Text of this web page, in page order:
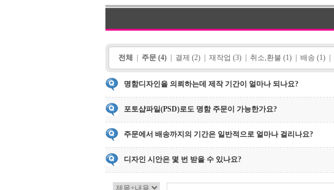
전체 주문 (4)| 결제 (2)| 재작업 (3)| 취소,환불 (1)| 배송 (1)|
명함디자인을 의뢰하는데 제작 기간이 얼마나 되나요?
포토샵파일(PSD)로도 명함 주문이 가능한가요?
주문에서 배송까지의 기간은 일반적으로 얼마나 걸리나요?
디자인 시안은 몇 번 받을 수 있나요?